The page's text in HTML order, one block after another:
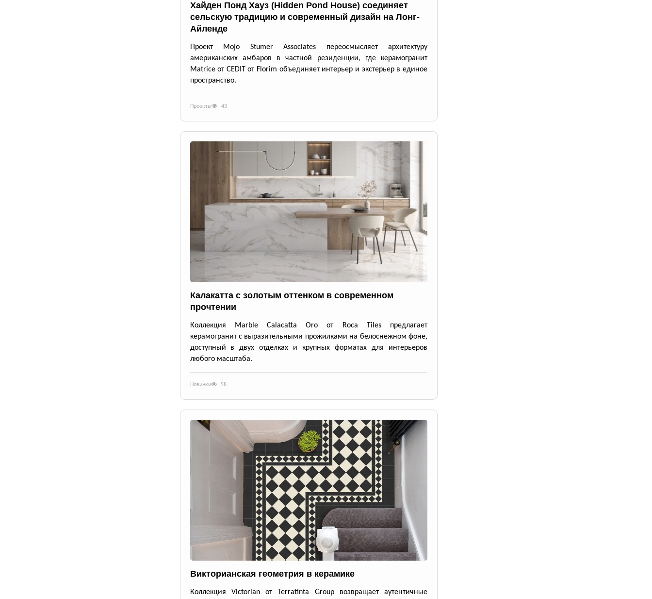
Хайден Понд Хауз (Hidden Pond House) соединяет
сельскую традицию и современный дизайн на Лонг-
Айленде
Проект Mojo Stumer Associates переосмысляет архитектуру
американских амбаров в частной резиденции, где керамогранит
Matrice от CEDIT от Florim объединяет интерьер и экстерьер в единое
пространство.
Проекты 43
Калакатта с золотым оттенком в современном
прочтении
Коллекция Marble Calacatta Oro от Roca Tiles предлагает
керамогранит с выразительными прожилками на белоснежном фоне,
доступный в двух отделках и крупных форматах для интерьеров
любого масштаба.
Новинки 58
Викторианская геометрия в керамике
Коллекция Victorian от Terratinta Group возвращает аутентичные